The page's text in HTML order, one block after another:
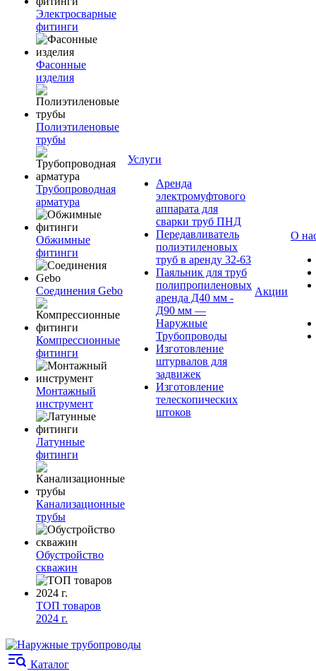
Электросварные
фитинги
Фасонные
изделия
Полиэтиленовые
трубы
Трубопроводная
арматура
Обжимные
фитинги
Соединения Gebo
Компрессионные
фитинги
Монтажный
инструмент
Латунные
фитинги
Канализационные
трубы
Обустройство
скважин
ТОП товаров
2024 г.
Услуги
Аренда
электромуфтового
аппарата для
сварки труб ПНД
Передавливатель
полиэтиленовых
труб в аренду 32-63
Паяльник для труб
полипропиленовых
аренда Д40 мм -
Д90 мм —
Наружные
Трубопроводы
Изготовление
штурвалов для
задвижек
Изготовление
телескопических
штоков
Акции
О
Каталог